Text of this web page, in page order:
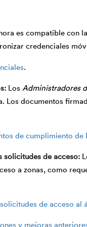
es compatible con
credenciales
.
Los Administradores
Los documentos
de cumplimiento de
solicitudes de acceso
a zonas, como
de acceso al
y mejoras